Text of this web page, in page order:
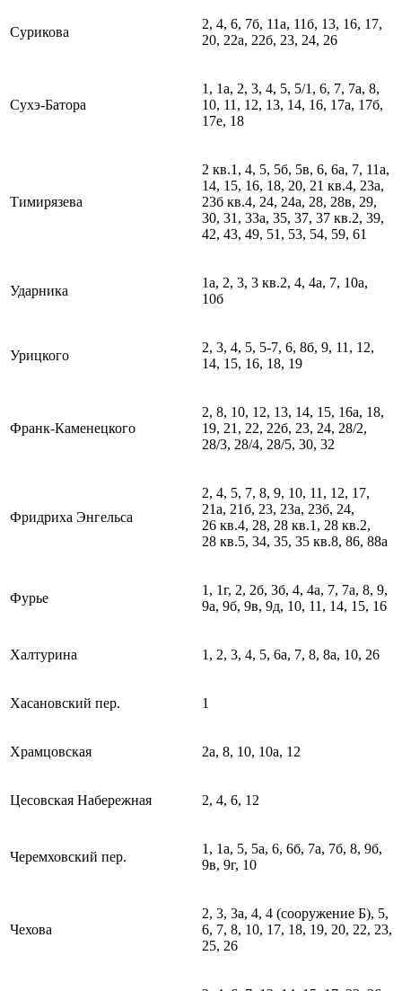
Сурикова
2, 4, 6, 7б, 11а, 11б, 13, 16, 17,
20, 22а, 22б, 23, 24, 26
Сухэ-Батора
1, 1а, 2, 3, 4, 5, 5/1, 6, 7, 7а, 8,
10, 11, 12, 13, 14, 16, 17а, 17б,
17е, 18
Тимирязева
2 кв.1, 4, 5, 5б, 5в, 6, 6а, 7, 11а,
14, 15, 16, 18, 20, 21 кв.4, 23а,
23б кв.4, 24, 24а, 28, 28в, 29,
30, 31, 33а, 35, 37, 37 кв.2, 39,
42, 43, 49, 51, 53, 54, 59, 61
Ударника
1а, 2, 3, 3 кв.2, 4, 4а, 7, 10а,
10б
Урицкого
2, 3, 4, 5, 5-7, 6, 8б, 9, 11, 12,
14, 15, 16, 18, 19
Франк-Каменецкого
2, 8, 10, 12, 13, 14, 15, 16а, 18,
19, 21, 22, 22б, 23, 24, 28/2,
28/3, 28/4, 28/5, 30, 32
Фридриха Энгельса
2, 4, 5, 7, 8, 9, 10, 11, 12, 17,
21а, 21б, 23, 23а, 23б, 24,
26 кв.4, 28, 28 кв.1, 28 кв.2,
28 кв.5, 34, 35, 35 кв.8, 86, 88а
Фурье
1, 1г, 2, 2б, 3б, 4, 4а, 7, 7а, 8, 9,
9а, 9б, 9в, 9д, 10, 11, 14, 15, 16
Халтурина 1, 2, 3, 4, 5, 6а, 7, 8, 8а, 10, 26
Хасановский пер. 1
Храмцовская 2а, 8, 10, 10а, 12
Цесовская Набережная 2, 4, 6, 12
Черемховский пер.
1, 1а, 5, 5а, 6, 6б, 7а, 7б, 8, 9б,
9в, 9г, 10
Чехова
2, 3, 3а, 4, 4 (сооружение Б), 5,
6, 7, 8, 10, 17, 18, 19, 20, 22, 23,
25, 26